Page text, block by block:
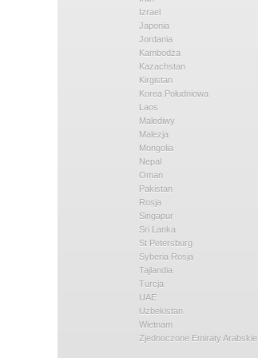
Izrael
Japonia
Jordania
Kambodża
Kazachstan
Kirgistan
Korea Południowa
Laos
Malediwy
Malezja
Mongolia
Nepal
Oman
Pakistan
Rosja
Singapur
Sri Lanka
St Petersburg
Syberia Rosja
Tajlandia
Turcja
UAE
Uzbekistan
Wietnam
Zjednoczone Emiraty Arabskie